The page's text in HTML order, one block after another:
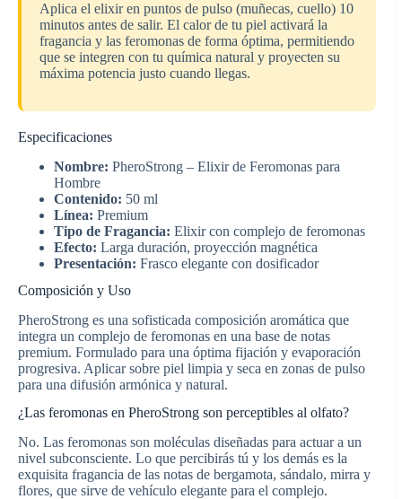
Aplica el elixir en puntos de pulso (muñecas, cuello) 10
minutos antes de salir. El calor de tu piel activará la
fragancia y las feromonas de forma óptima, permitiendo
que se integren con tu química natural y proyecten su
máxima potencia justo cuando llegas.
Especificaciones
Nombre: PheroStrong – Elixir de Feromonas para
Hombre
Contenido: 50 ml
Línea: Premium
Tipo de Fragancia: Elixir con complejo de feromonas
Efecto: Larga duración, proyección magnética
Presentación: Frasco elegante con dosificador
Composición y Uso
PheroStrong es una sofisticada composición aromática que
integra un complejo de feromonas en una base de notas
premium. Formulado para una óptima fijación y evaporación
progresiva. Aplicar sobre piel limpia y seca en zonas de pulso
para una difusión armónica y natural.
¿Las feromonas en PheroStrong son perceptibles al olfato?
No. Las feromonas son moléculas diseñadas para actuar a un
nivel subconsciente. Lo que percibirás tú y los demás es la
exquisita fragancia de las notas de bergamota, sándalo, mirra y
flores, que sirve de vehículo elegante para el complejo.